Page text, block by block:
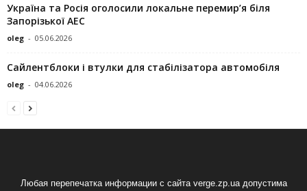
Україна та Росія оголосили локальне перемир’я біля
Запорізької АЕС
oleg - 05.06.2026
Сайлентблоки і втулки для стабілізатора автомобіля
oleg - 04.06.2026
Любая перепечатка информации с сайта verge.zp.ua допустима